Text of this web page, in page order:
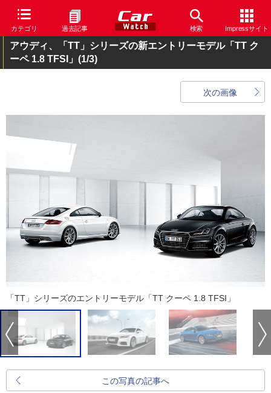
カテゴリ 過去記事 検索 Impressサイト
アウディ、「TT」シリーズの新エントリーモデル「TT ク
ーペ 1.8 TFSI」 (1/3)
次の画像
「TT」シリーズのエントリーモデル「TT クーペ 1.8 TFSI」
この写真の記事へ